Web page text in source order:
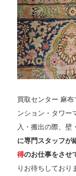
買取センター 麻
ンション・タワー
入・搬出の際、壁
に専門スタッフが
得のお仕事をさせ
りお待ちしており